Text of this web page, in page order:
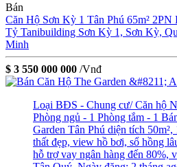
Bán
Căn Hộ Sơn Kỳ 1 Tân Phú 65m²
Tỷ Tanibuilding Sơn Kỳ 1, Sơn Kỳ,
Minh
$ 3 550 000 000 /Vnđ
Loại BĐS - Chung cư/ Căn hộ
Phòng ngủ - 1 Phòng tắm - 1
Garden Tân Phú diện tích
thất đẹp, view hồ bơi, sổ hồng
hỗ trợ vay ngân hàng đến 80%,